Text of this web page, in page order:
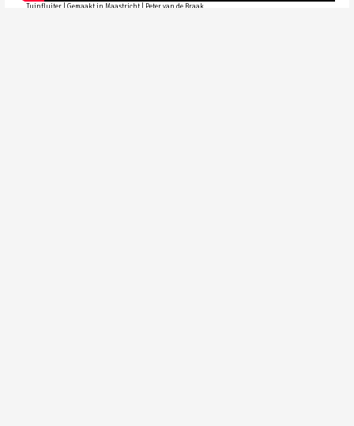
Tuinfluiter | Gemaakt in Maastricht | Peter van de Braak